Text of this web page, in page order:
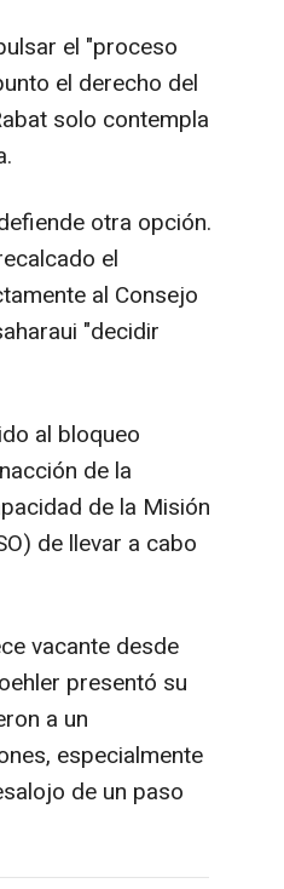
el "proceso
el derecho del
solo contempla
otra opción.
el
al Consejo
"decidir
al bloqueo
de la
de la Misión
de llevar a cabo
vacante desde
presentó su
a un
especialmente
de un paso